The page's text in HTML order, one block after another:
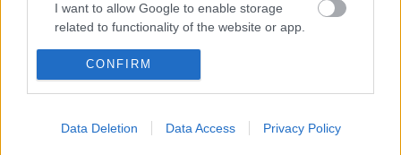
I want to allow Google to enable storage
related to functionality of the website or app.
I want to allow Google to enable storage
related to personalization.
I want to allow Google to enable storage
related to security, including authentication
CONFIRM
Data Deletion Data Access Privacy Policy
Pyhtää, Siltakylä →
Näytä Itäväylä, Seututie 170 kaikki mittauspisteet
Tiedot päivitetty 07.08.2026 21:01
Liikenne Kotkassa